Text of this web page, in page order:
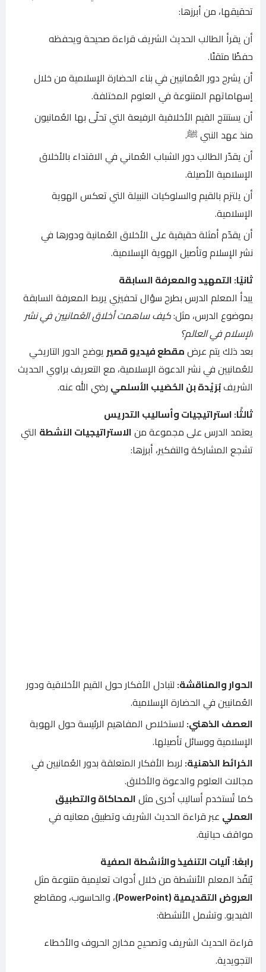
تحقيقها، من أبرزها:
أن يقرأ الطالب الحديث الشريف قراءة صحيحة ويحفظه
حفظًا متقنًا.
أن يشرح دور العُمانيين في بناء الحضارة الإسلامية من خلال
إسهاماتهم المتنوعة في العلوم المختلفة.
أن يستنتج القيم الأخلاقية الرفيعة التي تحلّى بها العُمانيون
منذ عهد النبي ﷺ.
أن يقدّر الطالب دور الشباب العُماني في الاقتداء بالأخلاق
الإسلامية الأصيلة.
أن يلتزم بالقيم والسلوكيات النبيلة التي تعكس الهوية
الإسلامية.
أن يقدّم أمثلة حقيقية على الأخلاق العُمانية ودورها في
نشر الإسلام وتأصيل الهوية الإسلامية.
ثانيًا: التمهيد والمعرفة السابقة
يبدأ المعلم الدرس بطرح سؤال تحفيزي يربط المعرفة السابقة
بموضوع الدرس، مثل:كيف ساهمت أخلاق العُمانيين في نشر
الإسلام في العالم؟
بعد ذلك يتم عرضمقطع فيديو قصيريوضح الدور التاريخي
للعُمانيين في نشر الدعوة الإسلامية، مع التعريف براوي الحديث
الشريفبُرَيْدة بن الحُصَيب الأسلمي رضي الله عنه.
ثالثًا: استراتيجيات وأساليب التدريس
يعتمد الدرس على مجموعة منالاستراتيجيات النشطة التي
تشجع المشاركة والتفكير، أبرزها:
الحوار والمناقشة: لتبادل الأفكار حول القيم الأخلاقية ودور
العُمانيين في الحضارة الإسلامية.
العصف الذهني: لاستخلاص المفاهيم الرئيسة حول الهوية
الإسلامية ووسائل تأصيلها.
الخرائط الذهنية: لربط الأفكار المتعلقة بدور العُمانيين في
مجالات العلوم والدعوة والأخلاق.
كما تُستخدم أساليب أخرى مثلالمحاكاة والتطبيق
العملي عبر قراءة الحديث الشريف وتطبيق معانيه في
مواقف حياتية.
رابعًا: آليات التنفيذ والأنشطة الصفية
يُنفّذ المعلم الأنشطة من خلال أدوات تعليمية متنوعة مثل
العروض التقديمية (PowerPoint)
، والحاسوب، ومقاطع
الفيديو. وتشمل الأنشطة:
قراءة الحديث الشريف وتصحيح مخارج الحروف والأخطاء
التجويدية.